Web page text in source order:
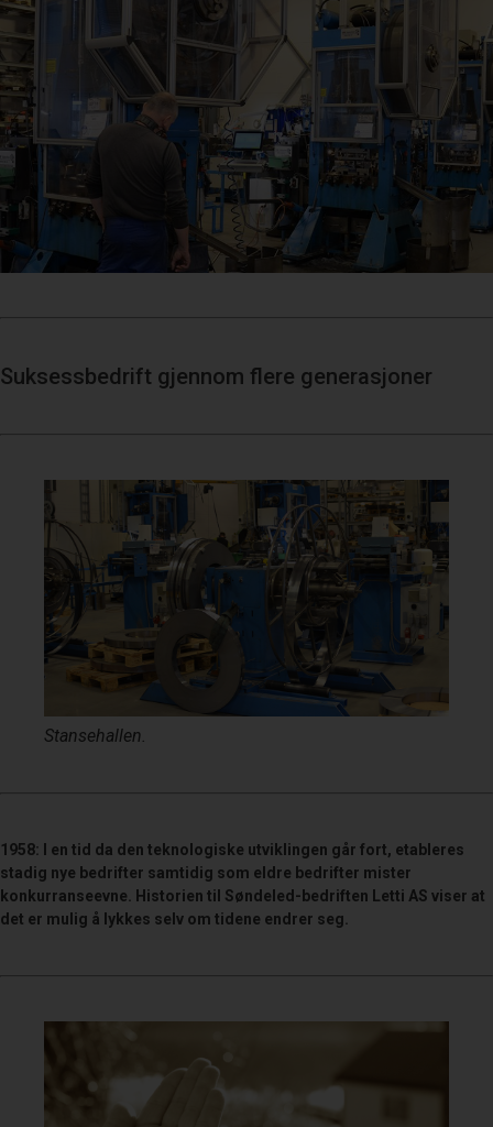
Suksessbedrift gjennom flere generasjoner
Stansehallen.
1958: I en tid da den teknologiske utviklingen går fort, etableres
stadig nye bedrifter samtidig som eldre bedrifter mister
konkurranseevne. Historien til Søndeled-bedriften Letti AS viser at
det er mulig å lykkes selv om tidene endrer seg.